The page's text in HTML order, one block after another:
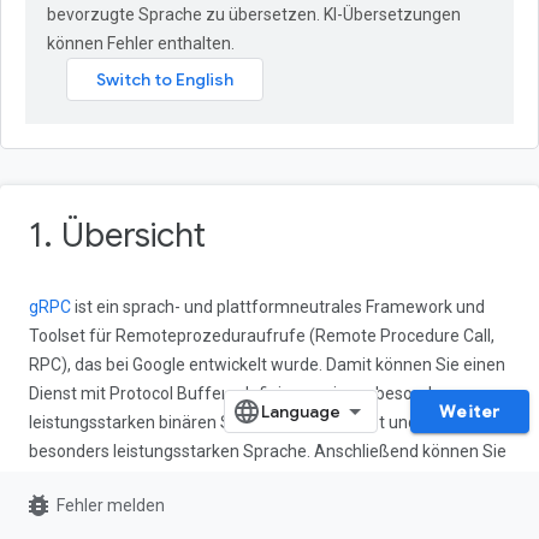
bevorzugte Sprache zu übersetzen. KI-Übersetzungen
können Fehler enthalten.
1. Übersicht
gRPCist ein sprach- und plattformneutrales Framework und
Toolset für Remoteprozeduraufrufe (Remote Procedure Call,
RPC), das bei Google entwickelt wurde. Damit können Sie einen
Dienst mit Protocol Buffers definieren, einem besonders
leistungsstarken binären Serialisierungstoolset und einer
besonders leistungsstarken Sprache. Anschließend können Sie
in verschiedenen Sprachen generieren.
Weiter
bug_report Fehler melden